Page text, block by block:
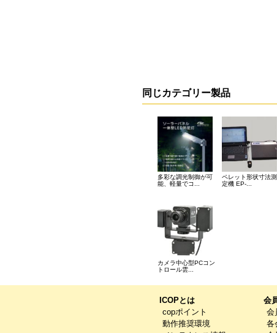
同じカテゴリー製品
多彩な調光制御が可
能、軽量でコ...
ペレット形状寸法測
定機 EP-...
カメラ中心型PCコン
トロール雲...
ICOPとは
copポイント
動作推奨環境
会
会
各